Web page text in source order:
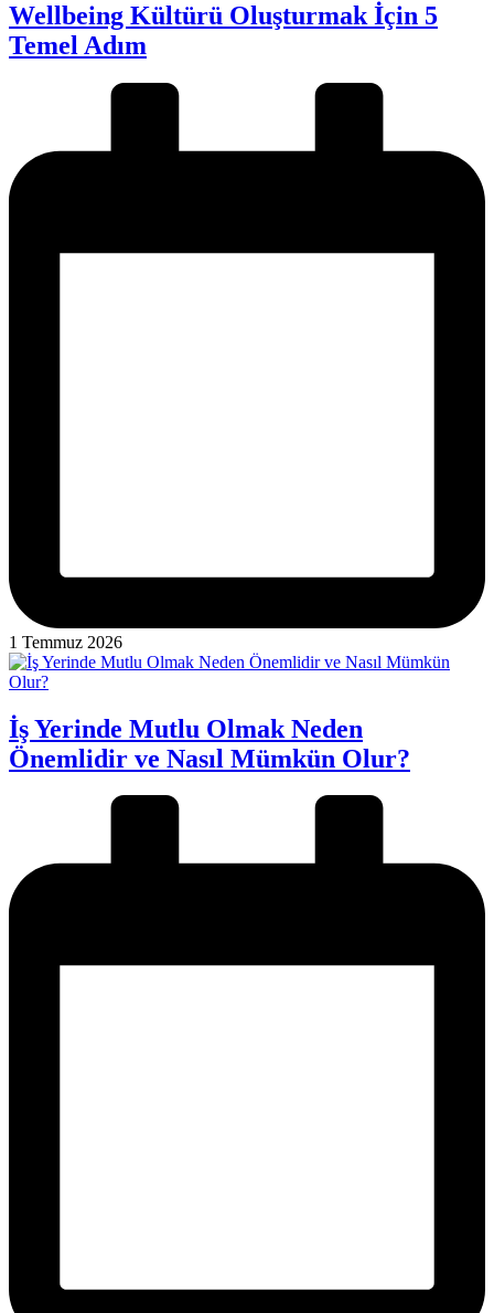
Wellbeing Kültürü Oluşturmak İçin 5
Temel Adım
1 Temmuz 2026
İş Yerinde Mutlu Olmak Neden
Önemlidir ve Nasıl Mümkün Olur?